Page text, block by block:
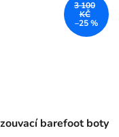
barefoot boty
3 100
KČ
–25 %